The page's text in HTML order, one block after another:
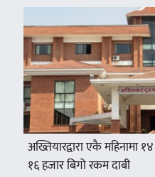
अख्तियारद्वारा एकै महिनामा
१६ हजार बिगो रकम दाबी